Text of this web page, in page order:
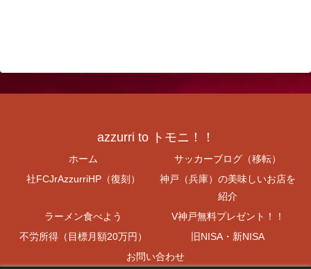
azzurri to トモニ！！
ホーム
サッカーブログ（移転）
社FCJrAzzurriHP（復刻）
神戸（兵庫）の美味しいお店を
紹介
ラーメン食べよう
V神戸無料プレゼント！！
不労所得（目標月額20万円）
旧NISA・新NISA
お問い合わせ